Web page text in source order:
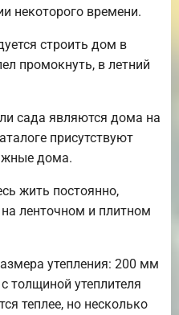
некоторого времени.
строить дом в
промокнуть, в летний
сада являются дома на
присутствуют
дома.
жить постоянно,
ленточном и плитном
утепления: 200 мм
толщиной утеплителя
теплее, но несколько